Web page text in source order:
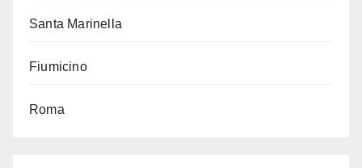
Santa Marinella
Fiumicino
Roma